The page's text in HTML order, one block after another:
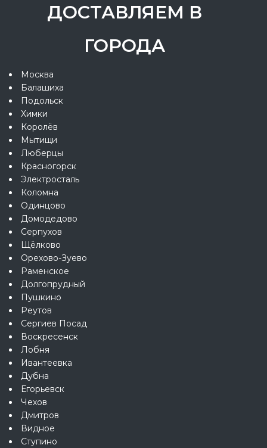
ДОСТАВЛЯЕМ В
ГОРОДА
Москва
Балашиха
Подольск
Химки
Королёв
Мытищи
Люберцы
Красногорск
Электросталь
Коломна
Одинцово
Домодедово
Серпухов
Щёлково
Орехово-Зуево
Раменское
Долгопрудный
Пушкино
Реутов
Сергиев Посад
Воскресенск
Лобня
Ивантеевка
Дубна
Егорьевск
Чехов
Дмитров
Видное
Ступино